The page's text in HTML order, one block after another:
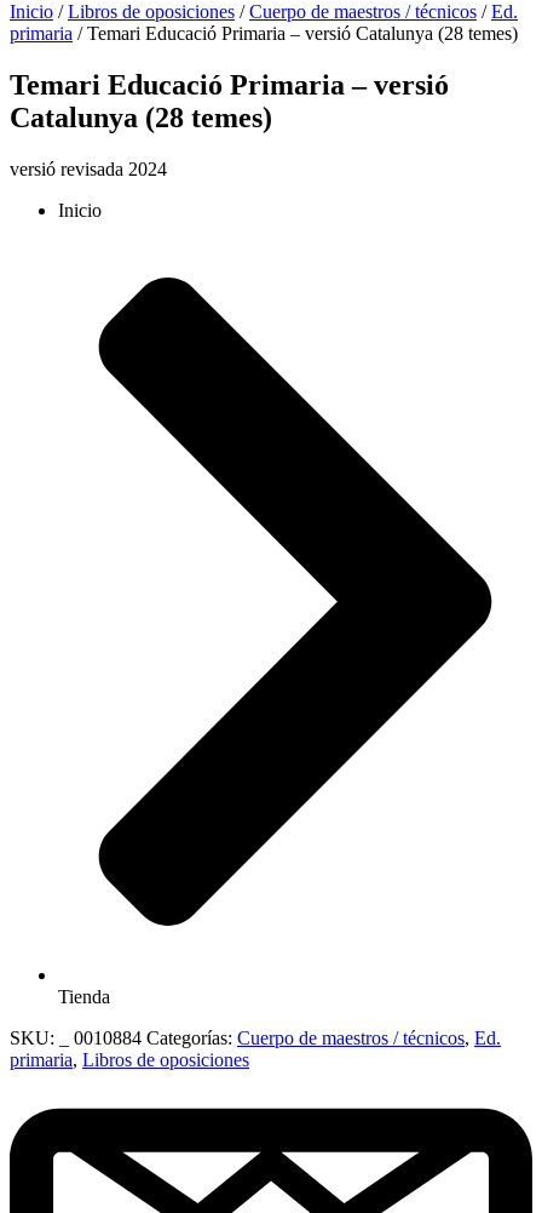
Inicio /Libros de oposiciones /Cuerpo de maestros / técnicos /Ed.
primaria / Temari Educació Primaria – versió Catalunya (28 temes)
Temari Educació Primaria – versió
Catalunya (28 temes)
versió revisada 2024
Inicio
Tienda
SKU:
_ 0010884 Categorías: Cuerpo de maestros / técnicos, Ed.
primaria, Libros de oposiciones